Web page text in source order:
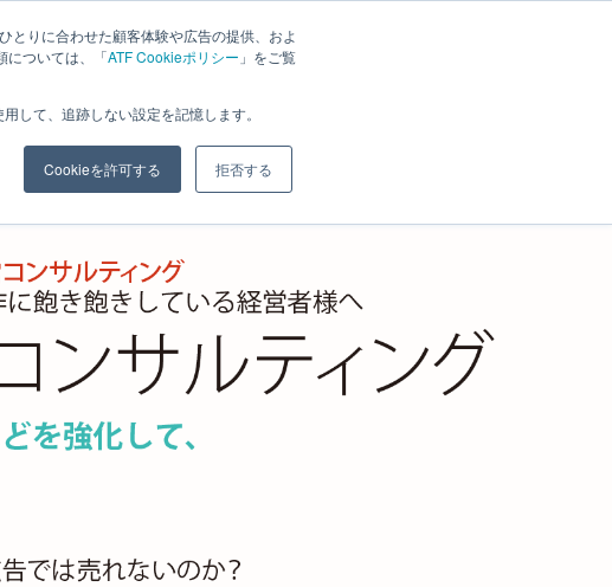
りに合わせた顧客体験や広告の提供、およ
については、「ATF Cookieポリシー 」をご覧
して、追跡しない設定を記憶します。
Cookieを許可する 拒否する